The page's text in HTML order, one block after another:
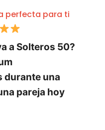
perfecta para ti
a Solteros 50?
durante una
pareja hoy